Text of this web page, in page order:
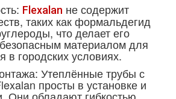
Flexalan не содержит
таких как формальдегид
что делает его
материалом для
в городских условиях.
Утеплённые трубы с
просты в установке и